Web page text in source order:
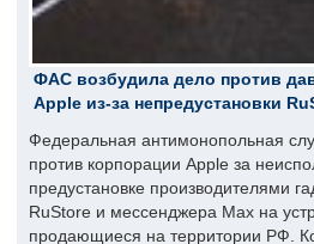
ФАС возбудила дело против
Apple из-за непредустановки
Федеральная антимонопольная
против корпорации Apple за
предустановке производителями
RuStore и мессенджера Max на
продающиеся на территории РФ.